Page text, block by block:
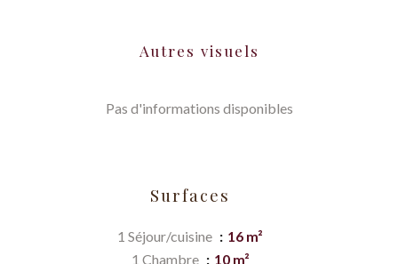
Autres visuels
Pas d'informations disponibles
Surfaces
1 Séjour/cuisine
16 m²
1 Chambre
10 m²